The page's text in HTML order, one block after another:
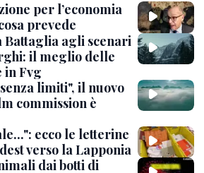
per l’economia
prevede
Battaglia agli scenari
il meglio delle
Fvg
limiti", il nuovo
commission è
ecco le letterine
verso la Lapponia
dai botti di